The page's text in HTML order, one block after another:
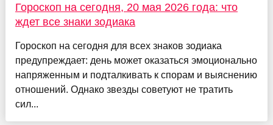
Гороскоп на сегодня, 20 мая 2026 года: что
ждет все знаки зодиака
Гороскоп на сегодня для всех знаков зодиака
предупреждает: день может оказаться эмоционально
напряженным и подталкивать к спорам и выяснению
отношений. Однако звезды советуют не тратить
сил...